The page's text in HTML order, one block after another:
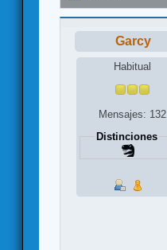
Garcy
Habitual
Mensajes: 132
Distinciones